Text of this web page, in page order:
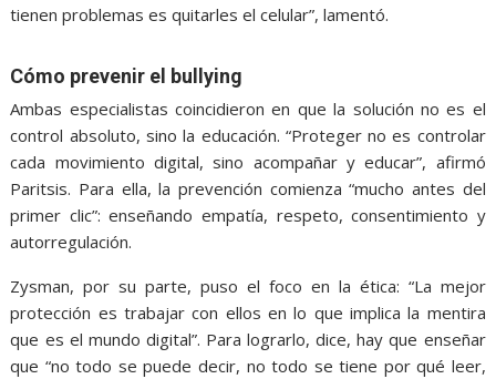
tienen problemas es quitarles el celular”, lamentó.
Cómo prevenir el bullying
Ambas especialistas coincidieron en que la solución no es el
control absoluto, sino la educación. “Proteger no es controlar
cada movimiento digital, sino acompañar y educar”, afirmó
Paritsis. Para ella, la prevención comienza “mucho antes del
primer clic”: enseñando empatía, respeto, consentimiento y
autorregulación.
Zysman, por su parte, puso el foco en la ética: “La mejor
protección es trabajar con ellos en lo que implica la mentira
que es el mundo digital”. Para lograrlo, dice, hay que enseñar
que “no todo se puede decir, no todo se tiene por qué leer,